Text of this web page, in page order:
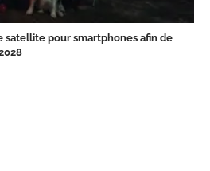
satellite pour smartphones afin de